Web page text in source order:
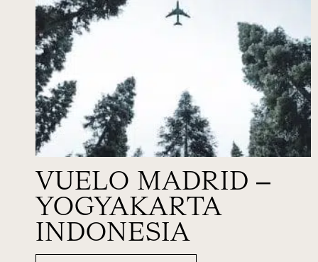
VUELO MADRID –
YOGYAKARTA
INDONESIA